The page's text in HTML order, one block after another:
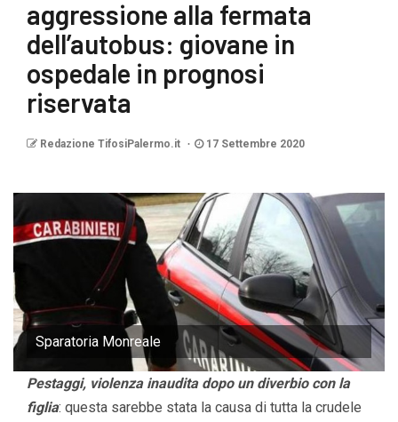
aggressione alla fermata
dell’autobus: giovane in
ospedale in prognosi
riservata
Redazione TifosiPalermo.it 17 Settembre 2020
Sparatoria Monreale
Pestaggi, violenza inaudita dopo un diverbio con la
figlia: questa sarebbe stata la causa di tutta la crudele